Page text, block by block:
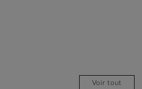
Voir tout